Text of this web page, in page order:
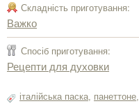
Складність приготування:
Важко
Спосіб приготування:
Рецепти для духовки
італійська паска, панеттоне,